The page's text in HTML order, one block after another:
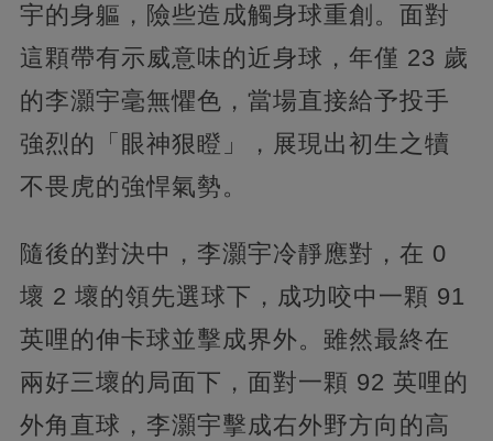
宇的身軀，險些造成觸身球重創。面對
這顆帶有示威意味的近身球，年僅 23 歲
的李灝宇毫無懼色，當場直接給予投手
強烈的「眼神狠瞪」，展現出初生之犢
不畏虎的強悍氣勢。
隨後的對決中，李灝宇冷靜應對，在 0
壞 2 壞的領先選球下，成功咬中一顆 91
英哩的伸卡球並擊成界外。雖然最終在
兩好三壞的局面下，面對一顆 92 英哩的
外角直球，李灝宇擊成右外野方向的高